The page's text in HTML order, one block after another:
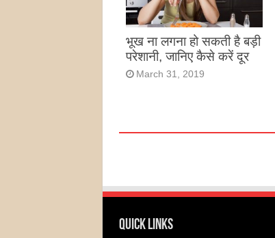
भूख ना लगना हो सकती है बड़ी
परेशानी, जानिए कैसे करें दूर
March 31, 2019
Quick Links